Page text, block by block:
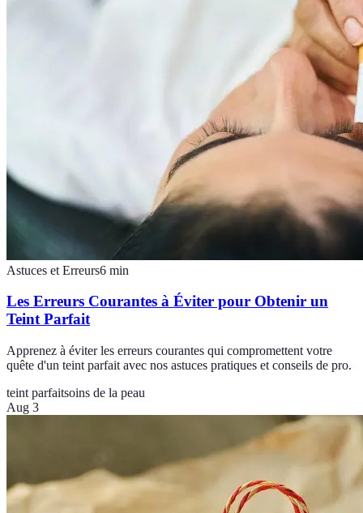
Astuces et Erreurs6 min
Les Erreurs Courantes à Éviter pour Obtenir un
Teint Parfait
Apprenez à éviter les erreurs courantes qui compromettent votre
quête d'un teint parfait avec nos astuces pratiques et conseils de pro.
teint parfaitsoins de la peau
Aug 3